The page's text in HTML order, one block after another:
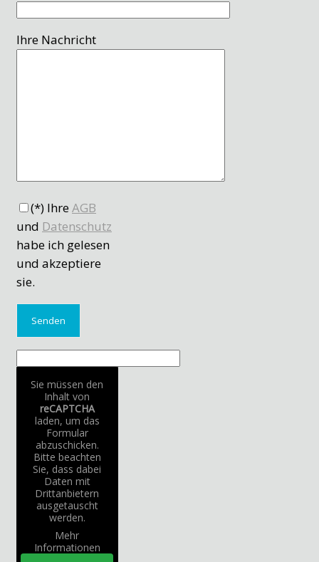
Ihre Nachricht
(*) IhreAGB
und Datenschutz
habe ich gelesen
und akzeptiere
sie.
Sie müssen den
Inhalt von
reCAPTCHA
laden, um das
Formular
abzuschicken.
Bitte beachten
Sie, dass dabei
Daten mit
Drittanbietern
ausgetauscht
werden.
Mehr
Informationen